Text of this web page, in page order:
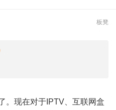
板凳
。现在对于IPTV、互联网盒